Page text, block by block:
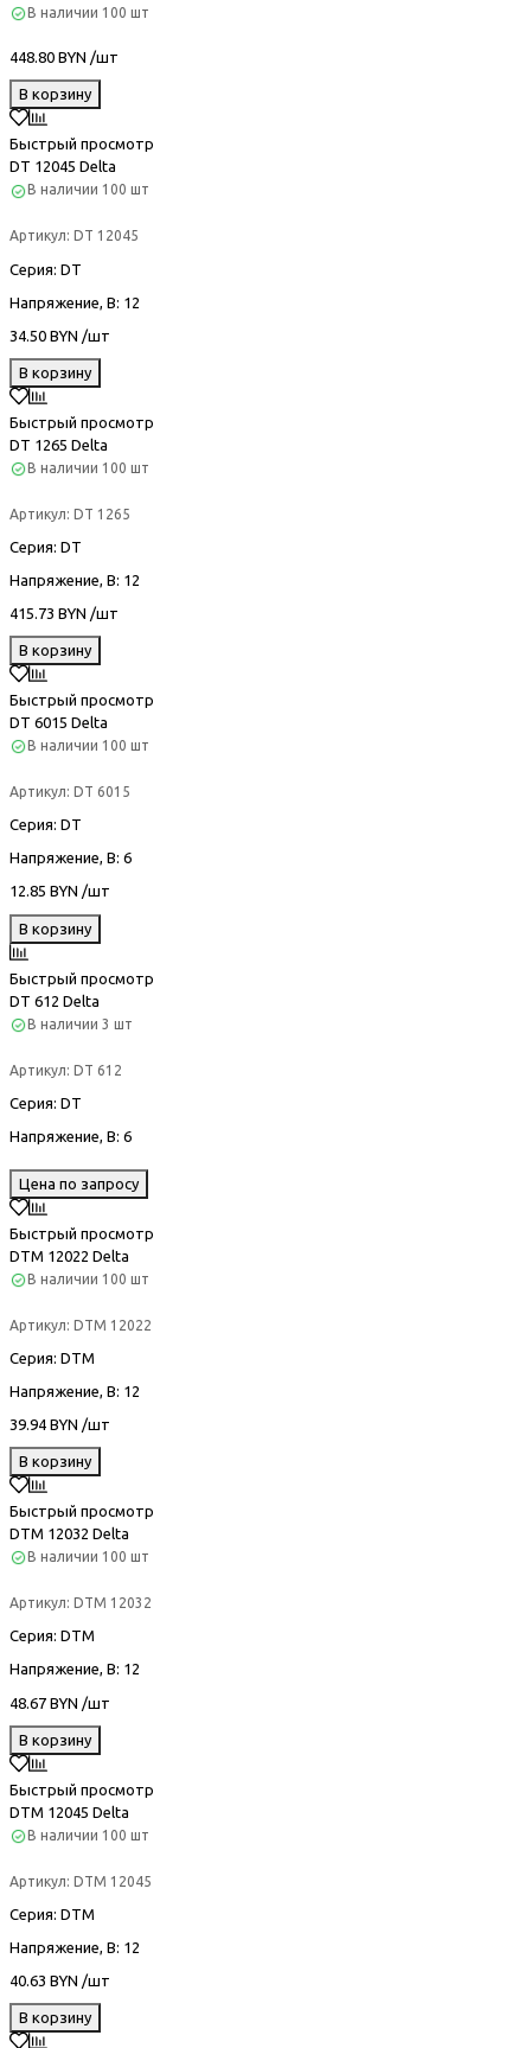
В наличии 100 шт
448.80 BYN /шт
В корзину
Быстрый просмотр
DT 12045 Delta
В наличии 100 шт
Артикул: DT 12045
Серия: DT
Напряжение, В: 12
34.50 BYN /шт
В корзину
Быстрый просмотр
DT 1265 Delta
В наличии 100 шт
Артикул: DT 1265
Серия: DT
Напряжение, В: 12
415.73 BYN /шт
В корзину
Быстрый просмотр
DT 6015 Delta
В наличии 100 шт
Артикул: DT 6015
Серия: DT
Напряжение, В: 6
12.85 BYN /шт
В корзину
Быстрый просмотр
DT 612 Delta
В наличии 3 шт
Артикул: DT 612
Серия: DT
Напряжение, В: 6
Цена по запросу
Быстрый просмотр
DTM 12022 Delta
В наличии 100 шт
Артикул: DTM 12022
Серия: DTM
Напряжение, В: 12
39.94 BYN /шт
В корзину
Быстрый просмотр
DTM 12032 Delta
В наличии 100 шт
Артикул: DTM 12032
Серия: DTM
Напряжение, В: 12
48.67 BYN /шт
В корзину
Быстрый просмотр
DTM 12045 Delta
В наличии 100 шт
Артикул: DTM 12045
Серия: DTM
Напряжение, В: 12
40.63 BYN /шт
В корзину